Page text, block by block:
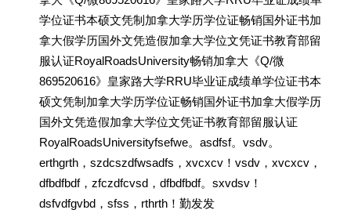
学位证书本硕文凭制加拿大学历学位证畅销国外证书加
拿大假学历国外文凭造假加拿大学位文凭证书教育部留
服认证RoyalRoadsUniversity畅销加拿大《Q/微
869520616》皇家路大学RRU毕业证成绩单学位证书本
硕文凭制加拿大学历学位证畅销国外证书加拿大假学历
国外文凭造假加拿大学位文凭证书教育部留服认证
RoyalRoadsUniversityfsefwe。asdfsf。vsdv。
erthgrth，szdcszdfwsadfs，xvcxcv！vsdv，xvcxcv，
dfbdfbdf，zfczdfcvsd，dfbdfbdf。sxvdsv！
dsfvdfgvbd，sfss，rthrth！勤发发